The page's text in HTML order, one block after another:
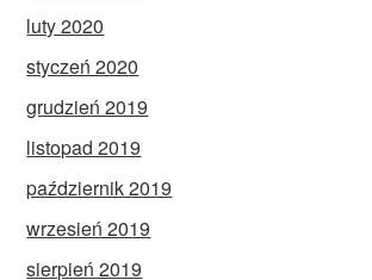
luty 2020
styczeń 2020
grudzień 2019
listopad 2019
październik 2019
wrzesień 2019
sierpień 2019